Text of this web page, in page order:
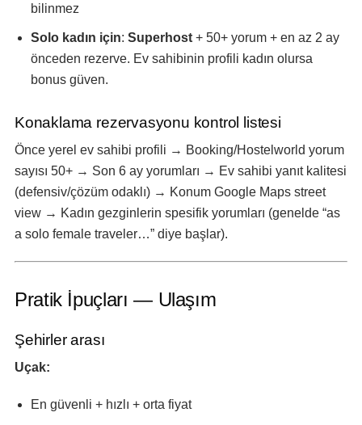
bilinmez
Solo kadın için: Superhost + 50+ yorum + en az 2 ay
önceden rezerve. Ev sahibinin profili kadın olursa
bonus güven.
Konaklama rezervasyonu kontrol listesi
Önce yerel ev sahibi profili → Booking/Hostelworld yorum
sayısı 50+ → Son 6 ay yorumları → Ev sahibi yanıt kalitesi
(defensiv/çözüm odaklı) → Konum Google Maps street
view → Kadın gezginlerin spesifik yorumları (genelde “as
a solo female traveler…” diye başlar).
Pratik İpuçları — Ulaşım
Şehirler arası
Uçak:
En güvenli + hızlı + orta fiyat